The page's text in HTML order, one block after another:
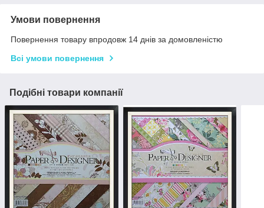
Умови повернення
Повернення товару впродовж 14 днів за домовленістю
Всі умови повернення
Подібні товари компанії